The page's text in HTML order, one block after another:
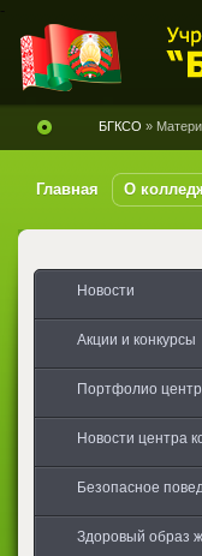
БГКСО »
Главная О
Новости
Акции и конкурсы
Портфолио
Новости центра
Безопасное
Здоровый образ